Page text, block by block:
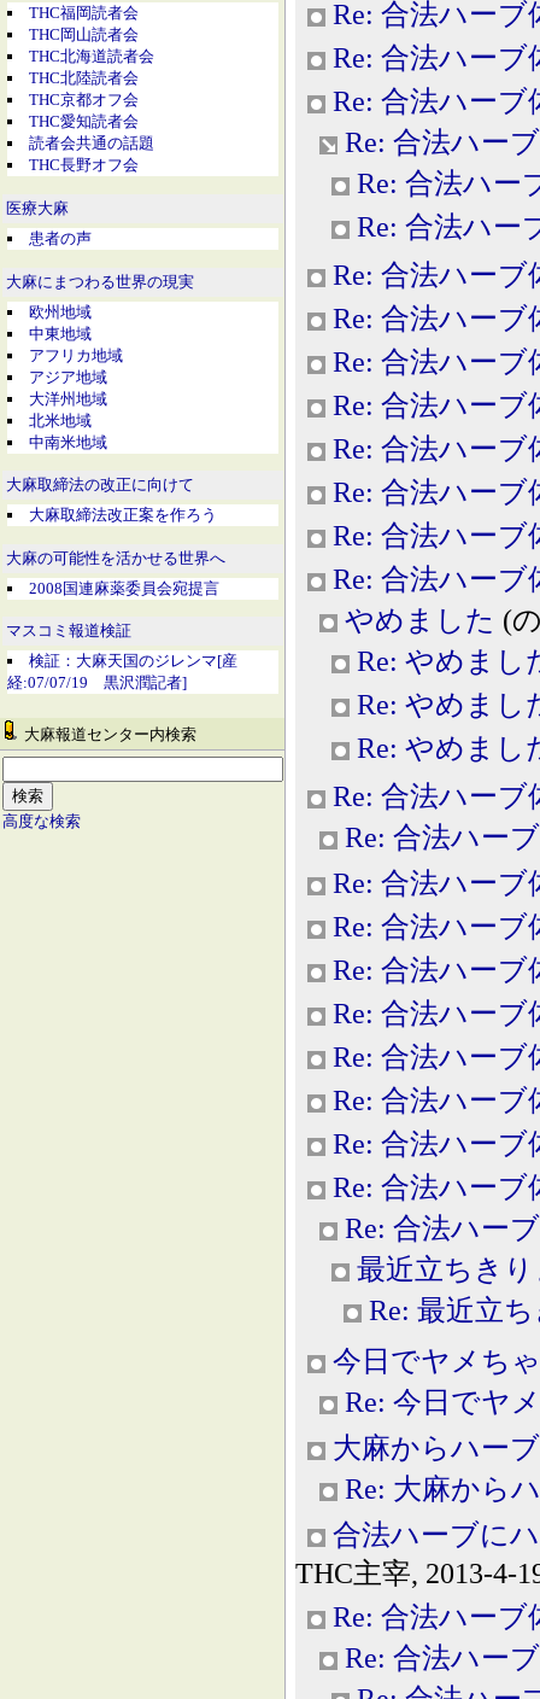
THC福岡読者会
THC岡山読者会
THC北海道読者会
THC北陸読者会
THC京都オフ会
THC愛知読者会
読者会共通の話題
THC長野オフ会
医療大麻
患者の声
大麻にまつわる世界の現実
欧州地域
中東地域
アフリカ地域
アジア地域
大洋州地域
北米地域
中南米地域
大麻取締法の改正に向けて
大麻取締法改正案を作ろう
大麻の可能性を活かせる世界へ
2008国連麻薬委員会宛提言
マスコミ報道検証
検証：大麻天国のジレンマ[産
経:07/07/19 黒沢潤記者]
大麻報道センター内検索
高度な検索
Re: 合法ハーブ
Re: 合法ハーブ
Re: 合法ハーブ
Re: 合法ハー
Re: 合法ハー
Re: 合法ハー
Re: 合法ハーブ
Re: 合法ハーブ
Re: 合法ハーブ
Re: 合法ハーブ
Re: 合法ハーブ
Re: 合法ハーブ
Re: 合法ハーブ
Re: 合法ハーブ
やめました (
Re: やめまし
Re: やめまし
Re: やめまし
Re: 合法ハーブ
Re: 合法ハー
Re: 合法ハーブ
Re: 合法ハーブ
Re: 合法ハーブ
Re: 合法ハーブ
Re: 合法ハーブ
Re: 合法ハーブ
Re: 合法ハーブ
Re: 合法ハーブ
Re: 合法ハー
最近立ちき
Re: 最近立
今日でヤメち
Re: 今日でヤ
大麻からハー
Re: 大麻から
合法ハーブに
THC主宰, 2013-4-
Re: 合法ハーブ
Re: 合法ハー